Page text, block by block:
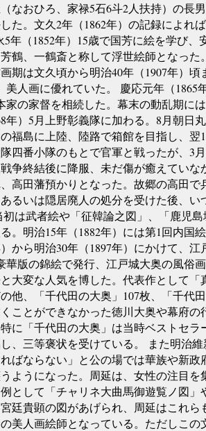
なおひろ、家禄5石6斗2人扶持）の長
た。文久2年（1862年）の記録によれ
年（1852年）15歳で国芳に絵を学び、
鶴、一鶴斎と称して浮世絵師となった
期は文久頃から明治40年（1907年）頃
人画に優れていた。 慶応元年（1865
家の家督を相続した。幕末の動乱期に
）5月上野彰義隊に加わる。8月朝日
福島に上陸、陸路で箱館を目指し、翌
四番小隊のもとで官軍と戦ったが、3
争終結後に降服、未だ傷が癒えていな
高田藩預かりとなった。故郷の高田で
るいは隠居廃人の処分を受けた後、い
は武者絵や「征韓論之図」、「鹿児
。明治15年（1882年）には第1回内国
から明治30年（1897年）にかけて、江
版の錦絵で発行、江戸城大奥の風俗
大変な人気を博した。代表作として「
他、「千代田の大奥」107枚、「千代
ことができなかった徳川大奥や幕府の
に「千代田の大奥」は当時ベストセラ
、三等褒状を受けている。 また明治
ばならない」と公の場では華族や新政
ようになった。周延は、女性の注目を
として「チャリネ大曲馬御遊覧ノ図」
廷貴顕の図があげられ、周延はこれら
美人画絵師となっている。ただしこの